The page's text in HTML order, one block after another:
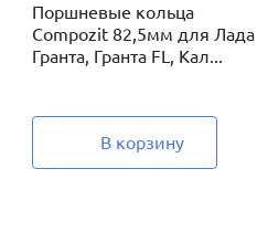
Поршневые кольца
Compozit 82,5мм для Лада
Гранта, Гранта FL, Кал...
В корзину